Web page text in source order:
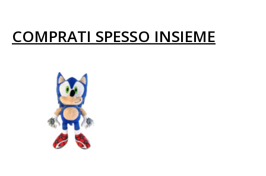
COMPRATI SPESSO INSIEME